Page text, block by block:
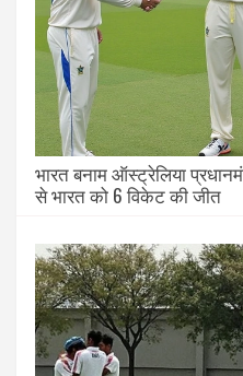
भारत बनाम ऑस्ट्रेलिया
से भारत को 6 विकेट की जीत